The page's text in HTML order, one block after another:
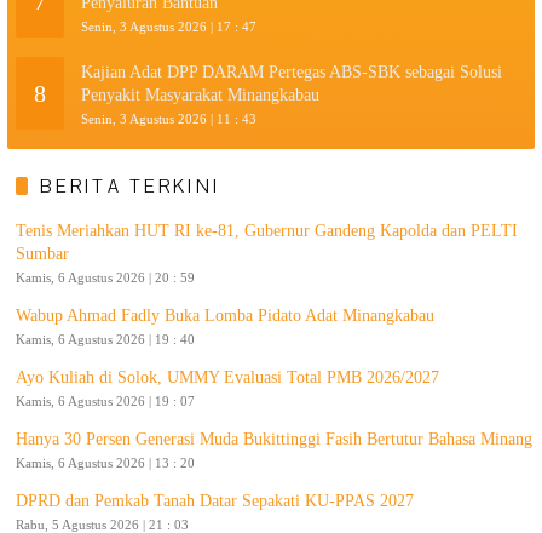
Senin, 3 Agustus 2026 | 17 : 47
8
Kajian Adat DPP DARAM Pertegas ABS-SBK sebagai Solusi
Penyakit Masyarakat Minangkabau
Senin, 3 Agustus 2026 | 11 : 43
BERITA TERKINI
Tenis Meriahkan HUT RI ke-81, Gubernur Gandeng Kapolda dan PELTI
Sumbar
Kamis, 6 Agustus 2026 | 20 : 59
Wabup Ahmad Fadly Buka Lomba Pidato Adat Minangkabau
Kamis, 6 Agustus 2026 | 19 : 40
Ayo Kuliah di Solok, UMMY Evaluasi Total PMB 2026/2027
Kamis, 6 Agustus 2026 | 19 : 07
Hanya 30 Persen Generasi Muda Bukittinggi Fasih Bertutur Bahasa Minang
Kamis, 6 Agustus 2026 | 13 : 20
DPRD dan Pemkab Tanah Datar Sepakati KU-PPAS 2027
Rabu, 5 Agustus 2026 | 21 : 03